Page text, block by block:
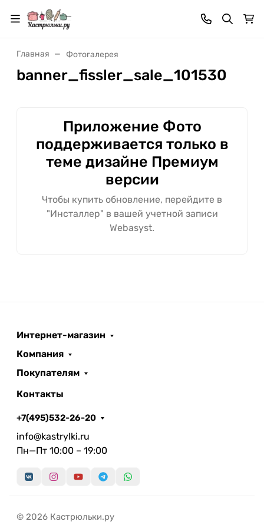
Главная Фотогалерея
banner_fissler_sale_101530
Приложение Фото
поддерживается только в
теме дизайне Премиум
версии
Чтобы купить обновление, перейдите в
"Инсталлер" в вашей учетной записи
Webasyst.
Интернет-магазин
Компания
Покупателям
Контакты
+7(495)532-26-20
info@kastrylki.ru
Пн—Пт 10:00 – 19:00
© 2026 Кастрюльки.ру